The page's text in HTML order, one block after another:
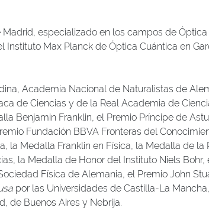
especializado en los campos de
Max Planck de Óptica Cuántica en
Academia Nacional de Naturalistas de
de Ciencias y de la Real Academia de
Benjamin Franklin, el Premio Príncipe de
Fundación BBVA Fronteras del
la Medalla Franklin en Física, la Medalla de la
la Medalla de Honor del Instituto Niels Bohr,
Física de Alemania, el Premio John
por las Universidades de Castilla-La
de Buenos Aires y Nebrija.